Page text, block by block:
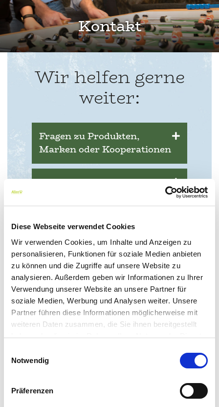
Diese Webseite verwendet Cookies
Wir verwenden Cookies, um Inhalte und Anzeigen zu
personalisieren, Funktionen für soziale Medien anbieten
zu können und die Zugriffe auf unsere Website zu
analysieren. Außerdem geben wir Informationen zu Ihrer
Verwendung unserer Website an unsere Partner für
soziale Medien, Werbung und Analysen weiter. Unsere
Partner führen diese Informationen möglicherweise mit
weiteren Daten zusammen, die Sie ihnen bereitgestellt
haben oder die sie im Rahmen Ihrer Nutzung der Dienste
Cookies, wenn Sie unsere Webseite weiterhin nutzen.
Notwendig
Präferenzen
Kontakt
Wir helfen gerne
weiter:
Fragen zu Produkten,
Marken oder Kooperationen
Unsere Stellenangebote
Medienanfragen
Wir halten Euch